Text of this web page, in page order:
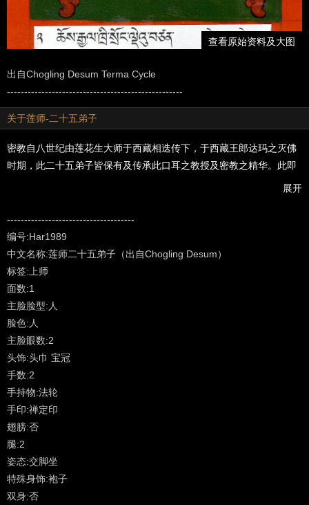
查看原始资料及大图
出自Chogling Desum Terma Cycle
---------------------------------------------------
关于莲师-二十五弟子
密教自八世纪由莲花生大师于西藏相迭传下，于西藏王郎达玛之灭佛
时期，此二十五弟子皆保有及传承此口耳之教授及密教之精华。此即
为第一代之宁玛瑜伽者继而相续无断传承，历经十二世纪以迄于今。
1、努•桑吉益西
2、甲瓦确扬尊者
3、南卡酿波尊者
4、涅大译师智童尊者
5、空行主尊益西措嘉佛母
6、华吉益西尊者
7、郎•华吉桑盖尊者
8、贝若扎那尊者
9、玉扎酿波尊者
10、多杰登炯尊者
11、益西扬尊者
12、索波拉华尊者
13、纳朗益西尊者
14、卡青•华吉旺修尊者
15、丹玛•翟芒尊者
16、嘎瓦•华札尊者
展开
-------------------------------------
编号:Har1989
中文名称:莲师二十五弟子（出自Chogling Desum）
标签:上师
面数:1
主脸脸型:人
脸色:人
主脸眼数:2
头饰:头巾 宝冠
手数:2
手持物:法轮
手印:禅定印
翅膀:否
腿:2
姿态:交脚坐
特殊身饰:袍子
双身:否